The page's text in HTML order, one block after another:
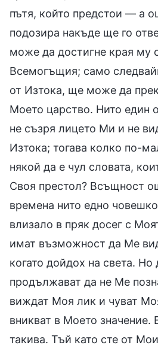
пътя, който предстои — а
подозира накъде ще го
може да достигне края му
Всемогъщия; само
от Изтока, ще може да
Моето царство. Нито един
не съзря лицето Ми и не
Изтока; тогава колко по-
някой да е чул словата,
Своя престол? Всъщност
времена нито едно
влизало в пряк досег с
имат възможност да Ме
когато дойдох на света. Но
продължават да не Ме
виждат Моя лик и чуват
вникват в Моето значение.
такива. Тъй като сте от